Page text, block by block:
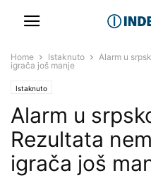
Home Istaknuto
Alarm u
igrača još manje
Istaknuto
Alarm u
Rezultata
igrača još